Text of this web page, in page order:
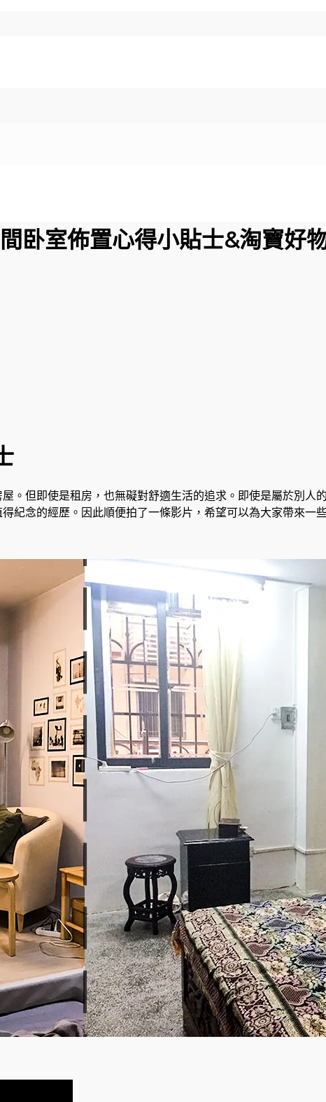
界遺產合掌村點燈-交通方式
卧室佈置心得小貼士&淘寶好
。但即使是租房，也無礙對舒適生活的追求。即使是屬於別
紀念的經歷。因此順便拍了一條影片，希望可以為大家帶來一